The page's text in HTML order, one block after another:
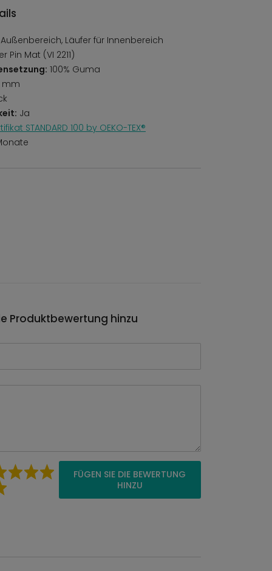
Läufer für Innenbereich
Pin Mat (VI 2211)
100% Guma
mm
Ja
STANDARD 100 by OEKO-TEX®
Produktbewertung hinzu
FÜGEN SIE DIE BEWERTUNG
HINZU